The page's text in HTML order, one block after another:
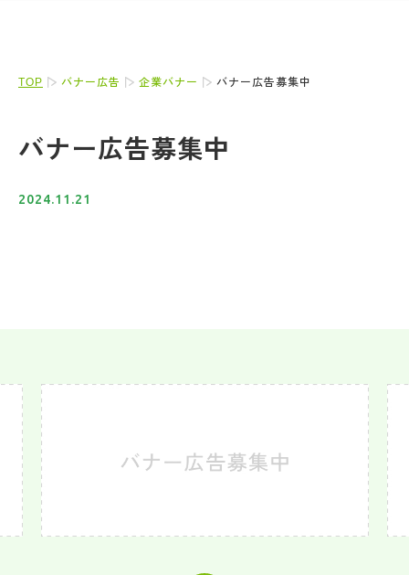
TOP バナー広告 企業バナー バナー広告募集中
バナー広告募集中
2024.11.21